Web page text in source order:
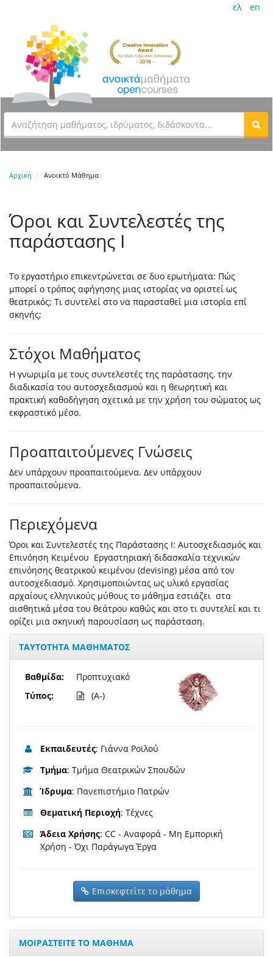
ελ en
Αρχική Ανοικτό Μάθημα
Όροι και Συντελεστές της
παράστασης Ι
Το εργαστήριο επικεντρώνεται σε δυο ερωτήματα: Πώς
μπορεί ο τρόπος αφήγησης μιας ιστορίας να οριστεί ως
θεατρικός; Τι συντελεί στο να παρασταθεί μια ιστορία επί
σκηνής;
Στόχοι Μαθήματος
Η γνωριμία με τους συντελεστές της παράστασης, την
διαδικασία του αυτοσχεδιασμού και η θεωρητική και
πρακτική καθοδήγηση σχετικά με την χρήση του σώματος ως
εκφραστικό μέσο.
Προαπαιτούμενες Γνώσεις
Δεν υπάρχουν προαπαιτούμενα. Δεν υπάρχουν
προαπαιτούμενα.
Περιεχόμενα
Όροι και Συντελεστές της Παράστασης Ι: Αυτοσχεδιασμός και
Επινόηση Κειμένου Εργαστηριακή διδασκαλία τεχνικών
επινόησης θεατρικού κειμένου (devising) μέσα από τον
αυτοσχεδιασμό. Χρησιμοποιώντας ως υλικό εργασίας
αρχαίους ελληνικούς μύθους το μάθημα εστιάζει στα
αισθητικά μέσα του θεάτρου καθώς και στο τι συντελεί και τι
ορίζει μια σκηνική παρουσίαση ως παράσταση.
ΤΑΥΤΟΤΗΤΑ ΜΑΘΗΜΑΤΟΣ
Βαθμίδα:
Τύπος:
Προπτυχιακό
(A-)
Εκπαιδευτές: Γιάννα Ροϊλού
Τμήμα: Τμήμα Θεατρικών Σπουδών
Ίδρυμα: Πανεπιστήμιο Πατρών
Θεματική Περιοχή: Τέχνες
Άδεια Χρήσης: CC - Αναφορά - Μη Εμπορική
Χρήση - Όχι Παράγωγα Έργα
Επισκεφτείτε το μάθημα
ΜΟΙΡΑΣΤΕΙΤΕ ΤΟ ΜΑΘΗΜΑ